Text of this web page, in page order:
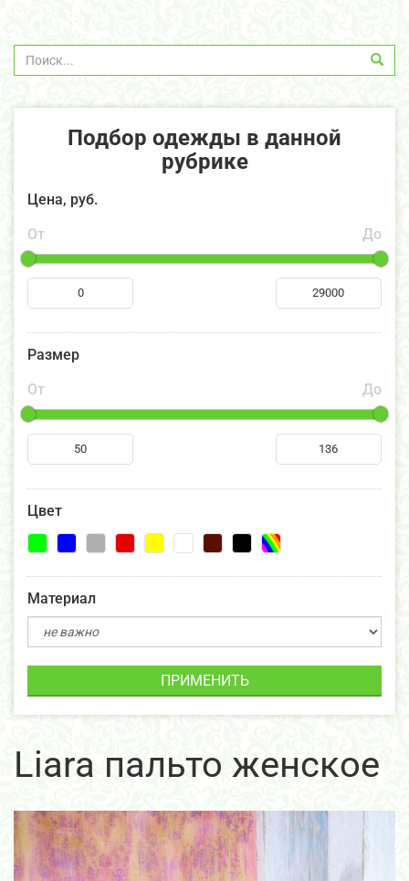
Подбор одежды в данной
рубрике
Цена, руб.
От
До
Размер
От
До
Цвет
Материал
ПРИМЕНИТЬ
Liara пальто женское